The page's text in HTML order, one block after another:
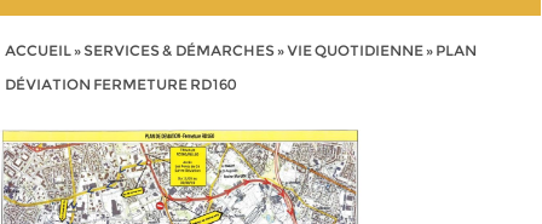
ACCUEIL» SERVICES & DÉMARCHES»VIE QUOTIDIENNE» PLAN
DÉVIATION FERMETURE RD160